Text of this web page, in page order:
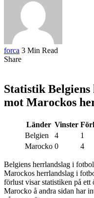
forca 3 Min Read
Share
Statistik
mot Marockos
Länder Vinster
Belgien
4
1
Marocko 0 4
Belgiens herrlandslag i
Marockos herrlandslag i
förlust visar statistiken på
Marocko å andra sidan har